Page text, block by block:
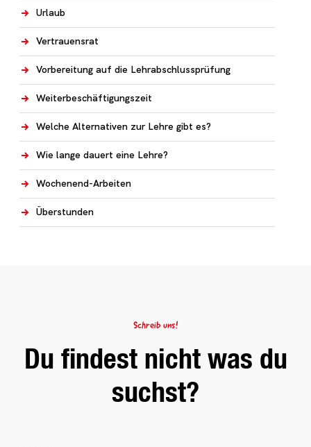
Urlaub
Vertrauensrat
Vorbereitung auf die Lehrabschlussprüfung
Weiterbeschäftigungszeit
Welche Alternativen zur Lehre gibt es?
Wie lange dauert eine Lehre?
Wochenend-Arbeiten
Überstunden
Schreib uns!
Du findest nicht was du
suchst?